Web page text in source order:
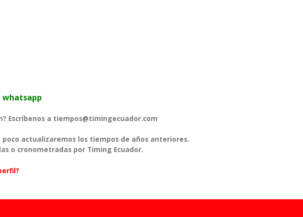
Escríbenos a tiempos@timingecuador.com
actualizaremos los tiempos de años anteriores.
o cronometradas por Timing Ecuador.